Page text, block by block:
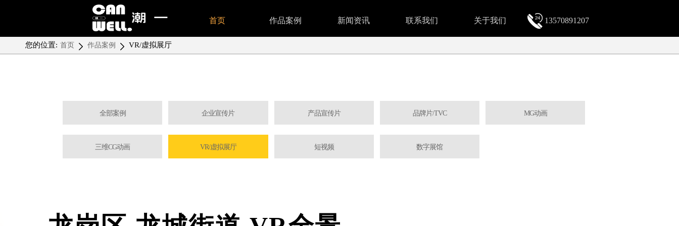
首页 作品案例 新闻资讯 联系我们 关于我们 13570891207
您的位置: 首页 作品案例 VR/虚拟展厅
全部案例 企业宣传片 产品宣传片 品牌片/TVC MG动画
三维CG动画 VR/虚拟展厅 短视频 数字展馆